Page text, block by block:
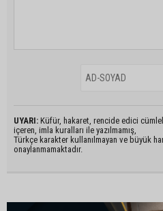
UYARI: Küfür, hakaret, rencide edici
içeren, imla kuralları ile yazılmamış,
Türkçe karakter kullanılmayan ve büyük
onaylanmamaktadır.